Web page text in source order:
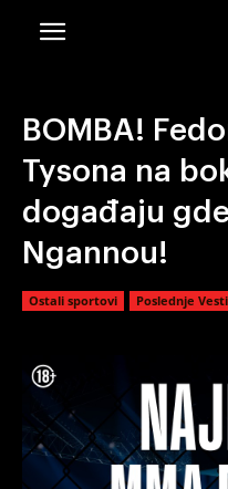
BOMBA!
Tysona na
događaju
Ngannou!
Ostali sportovi Poslednje Vesti